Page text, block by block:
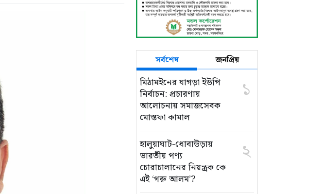
সর্বশেষ জনপ্রিয়
মিঠামইনের ঘাগড়া ইউপি
নির্বাচন: প্রচারণায়
আলোচনায় সমাজসেবক
মোস্তফা কামাল
১
হালুয়াঘাট-ধোবাউড়ায়
ভারতীয় পণ্য
চোরাচালানের নিয়ন্ত্রক কে
এই ‘গরু আলম’?
২